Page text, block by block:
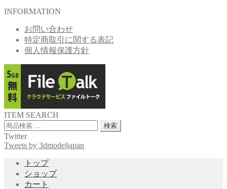
INFORMATION
お問い合わせ
特定商取引に関する表記
個人情報保護方針
ITEM SEARCH
検
索
対
検索
Twitter
Tweets by 3dmodeljapan
トップ
ショップ
カート